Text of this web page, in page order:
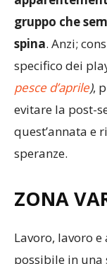
gruppo che
spina. Anzi;
specifico dei
pesce d’aprile),
evitare la post-
quest’annata e
speranze.
ZONA
possibile in una